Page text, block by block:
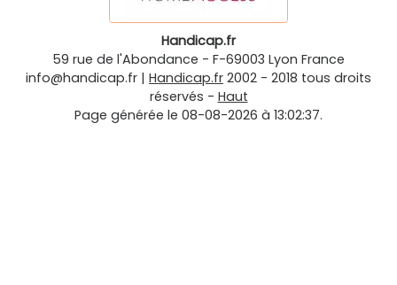
Handicap.fr
59 rue de l'Abondance - F-69003 Lyon France
info@handicap.fr | Handicap.fr 2002 - 2018 tous droits
réservés - Haut
Page générée le 08-08-2026 à 13:02:37.